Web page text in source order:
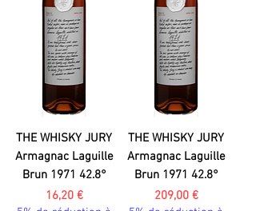
THE WHISKY JURY
Armagnac Laguille
Brun 1971 42.8°
Prix
16,20 €
THE WHISKY JURY
Armagnac Laguille
Brun 1971 42.8°
Prix
209,00 €